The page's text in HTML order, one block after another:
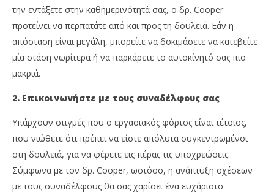
την εντάξετε στην καθημερινότητά σας, ο δρ. Cooper
προτείνει να περπατάτε από και προς τη δουλειά. Εάν η
απόσταση είναι μεγάλη, μπορείτε να δοκιμάσετε να κατεβείτε
μία στάση νωρίτερα ή να παρκάρετε το αυτοκίνητό σας πιο
μακριά.
2. Επικοινωνήστε με τους συναδέλφους σας
Υπάρχουν στιγμές που ο εργασιακός φόρτος είναι τέτοιος,
που νιώθετε ότι πρέπει να είστε απόλυτα συγκεντρωμένοι
στη δουλειά, για να φέρετε εις πέρας τις υποχρεώσεις.
Σύμφωνα με τον δρ. Cooper, ωστόσο, η ανάπτυξη σχέσεων
με τους συναδέλφους θα σας χαρίσει ένα ευχάριστο